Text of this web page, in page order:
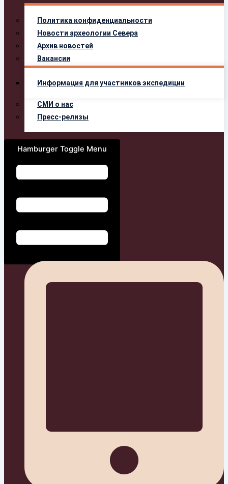
Политика конфиденциальности
Новости археологии Севера
Архив новостей
Вакансии
Информация для участников экспедиции
СМИ о нас
Пресс-релизы
Hamburger Toggle Menu